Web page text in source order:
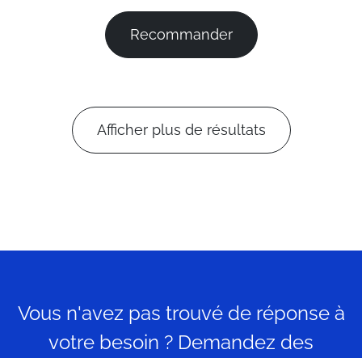
Recommander
Afficher plus de résultats
Vous n'avez pas trouvé de réponse à
votre besoin ? Demandez des